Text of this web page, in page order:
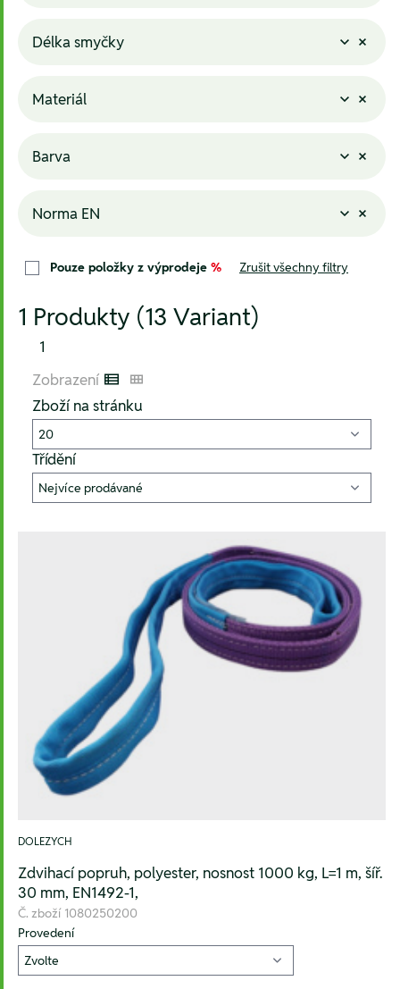
Délka smyčky
Materiál
Barva
Norma EN
Pouze položky z výprodeje % Zrušit všechny filtry
1 Produkty (13 Variant)
1
Zobrazení Listenansicht
Kachelansicht
Zboží na stránku
Třídění
DOLEZYCH
Zdvihací popruh, polyester, nosnost 1000 kg, L=1 m, šíř.
30 mm, EN1492-1,
Č. zboží 1080250200
Provedení